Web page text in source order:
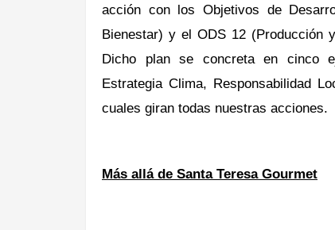
acción con los Objetivos de
Bienestar) y el ODS 12 (Producción
Dicho plan se concreta en cinco
Estrategia Clima, Responsabilidad
cuales giran todas nuestras acciones.
Más allá de Santa Teresa Gourmet